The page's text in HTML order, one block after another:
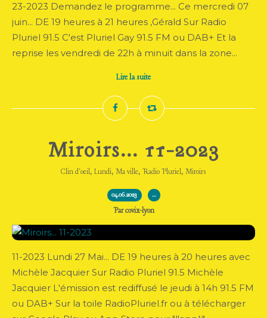
23-2023 Demandez le programme... Ce mercredi 07
juin... DE 19 heures à 21 heures ,Gérald Sur Radio
Pluriel 91.5 C'est Pluriel Gay 91.5 FM ou DAB+ Et la
reprise les vendredi de 22h à minuit dans la zone...
Lire la suite
Miroirs... 11-2023
Clin d'oeil, Lundi, Ma ville, Radio Pluriel, Miroirs
04.06.2023 …
Par covix-lyon
11-2023 Lundi 27 Mai... DE 19 heures à 20 heures avec
Michèle Jacquier Sur Radio Pluriel 91.5 Michèle
Jacquier L'émission est rediffusé le jeudi à 14h 91.5 FM
ou DAB+ Sur la toile RadioPluriel.fr ou à télécharger